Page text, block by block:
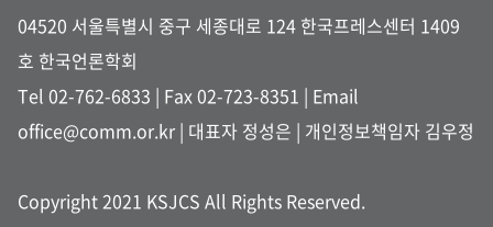
04520 서울특별시 중구 세종대로 124 한국프레스센터 1409
호 한국언론학회
Tel 02-762-6833 | Fax 02-723-8351 | Email
office@comm.or.kr | 대표자 정성은 | 개인정보책임자 김우정
Copyright 2021 KSJCS All Rights Reserved.